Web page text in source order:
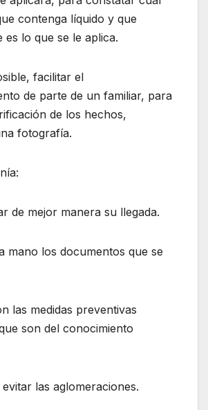
contenga líquido y que
es lo que se le aplica.
facilitar el
de parte de un familiar, para
de los hechos,
fotografía.
de mejor manera su llegada.
mano los documentos que se
las medidas preventivas
son del conocimiento
las aglomeraciones.